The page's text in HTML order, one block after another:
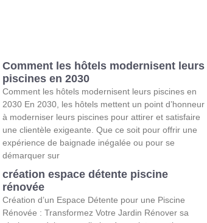
Comment les hôtels modernisent leurs
piscines en 2030
Comment les hôtels modernisent leurs piscines en
2030 En 2030, les hôtels mettent un point d’honneur
à moderniser leurs piscines pour attirer et satisfaire
une clientèle exigeante. Que ce soit pour offrir une
expérience de baignade inégalée ou pour se
démarquer sur
création espace détente piscine
rénovée
Création d’un Espace Détente pour une Piscine
Rénovée : Transformez Votre Jardin Rénover sa